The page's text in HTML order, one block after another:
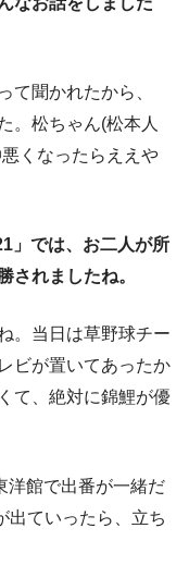
て聞かれたから、
。松ちゃん(松本人
くなったらええや
」では、お二人が所
されましたね。
。当日は草野球チー
ビが置いてあったか
て、絶対に錦鯉が優
洋館で出番が一緒だ
出ていったら、立ち